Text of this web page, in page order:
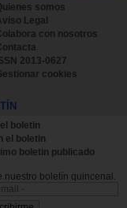
somos
Legal
con nosotros
2013-0627
cookies
boletin
el boletin
boletin publicado
nuestro boletín quincenal.